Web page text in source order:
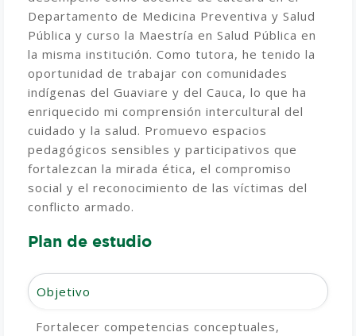
Departamento de Medicina Preventiva y Salud
Pública y curso la Maestría en Salud Pública en
la misma institución. Como tutora, he tenido la
oportunidad de trabajar con comunidades
indígenas del Guaviare y del Cauca, lo que ha
enriquecido mi comprensión intercultural del
cuidado y la salud. Promuevo espacios
pedagógicos sensibles y participativos que
fortalezcan la mirada ética, el compromiso
social y el reconocimiento de las víctimas del
conflicto armado.
Plan de estudio
Objetivo
Fortalecer competencias conceptuales,